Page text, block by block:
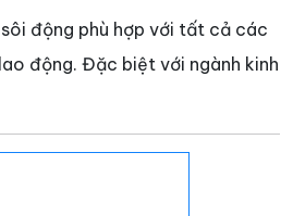
động phù hợp với tất cả các
động. Đặc biệt với ngành kinh